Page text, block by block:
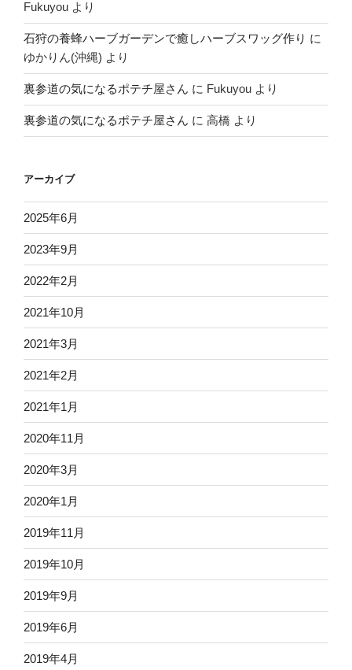
Fukuyou より
石狩の養蜂ハーブガーデンで癒しハーブスワッグ作り に
ゆかりん(沖縄) より
裏参道の気になるポテチ屋さん に Fukuyou より
裏参道の気になるポテチ屋さん に 高橋 より
アーカイブ
2025年6月
2023年9月
2022年2月
2021年10月
2021年3月
2021年2月
2021年1月
2020年11月
2020年3月
2020年1月
2019年11月
2019年10月
2019年9月
2019年6月
2019年4月